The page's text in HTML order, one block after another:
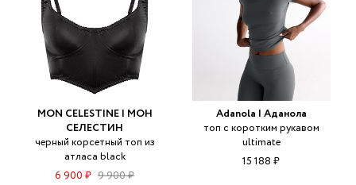
MON CELESTINE | МОН
СЕЛЕСТИН
черный корсетный топ из
атласа black
6 900 ₽ 9 900 ₽
Adanola | Аданола
топ с коротким рукавом
ultimate
15 188 ₽